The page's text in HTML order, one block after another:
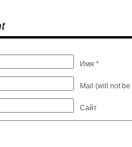
Имя *
Mail (will not
Сайт